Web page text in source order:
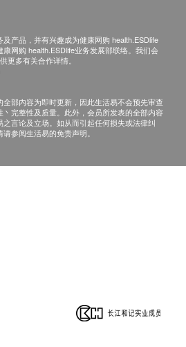
医生，作出诊断及治疗。
户提供。生活易【健康网购
错漏或延误，或因使用此服务/
、损害、受伤或法律诉讼，健康
概不负责。一切有关的索偿或
产品，并有兴趣成为健康网购 health.ESDlife
网购 health.ESDlife业务发展部联络。我们会
更多有关合作详情。
部内容为即时更新，因此生活易不会预先审查
完整性及质量。此外，会员所发表的全部内容
言论及立场。如从而引起任何损失或法律纠
参阅生活易的免责声明。